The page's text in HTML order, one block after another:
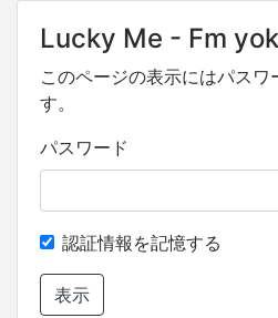
Lucky Me - Fm
このページの表示にはパス
す。
パスワード
認証情報を記憶する
表示